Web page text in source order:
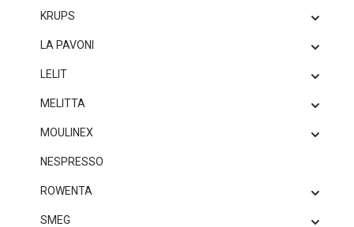
KRUPS
LA PAVONI
LELIT
MELITTA
MOULINEX
NESPRESSO
ROWENTA
SMEG